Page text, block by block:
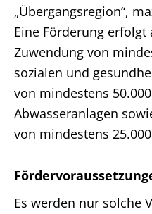
„Übergangsregion“,
Eine Förderung
Zuwendung von
sozialen und
von mindestens
Abwasseranlagen
von mindestens
Es werden nur solche